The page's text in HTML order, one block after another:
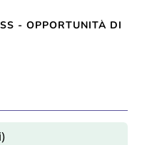
- OPPORTUNITÀ DI